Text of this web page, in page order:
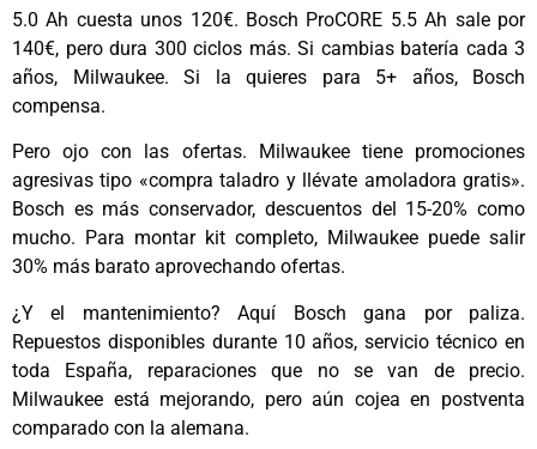
5.0 Ah cuesta unos 120€. Bosch ProCORE 5.5 Ah sale por
140€, pero dura 300 ciclos más. Si cambias batería cada 3
años, Milwaukee. Si la quieres para 5+ años, Bosch
compensa.
Pero ojo con las ofertas. Milwaukee tiene promociones
agresivas tipo «compra taladro y llévate amoladora gratis».
Bosch es más conservador, descuentos del 15-20% como
mucho. Para montar kit completo, Milwaukee puede salir
30% más barato aprovechando ofertas.
¿Y el mantenimiento? Aquí Bosch gana por paliza.
Repuestos disponibles durante 10 años, servicio técnico en
toda España, reparaciones que no se van de precio.
Milwaukee está mejorando, pero aún cojea en postventa
comparado con la alemana.